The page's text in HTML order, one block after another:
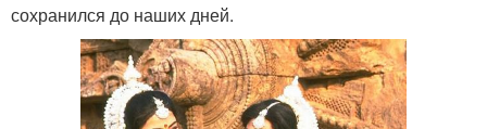
сохранился до наших дней.